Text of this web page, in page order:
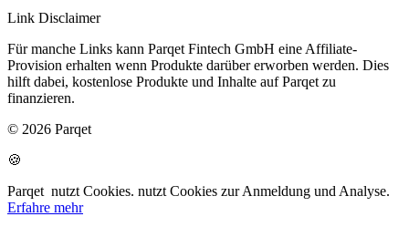
Link Disclaimer
Für manche Links kann Parqet Fintech GmbH eine Affiliate-
Provision erhalten wenn Produkte darüber erworben werden. Dies
hilft dabei, kostenlose Produkte und Inhalte auf Parqet zu
finanzieren.
© 2026 Parqet
🍪
Parqet nutzt Cookies. nutzt Cookies zur Anmeldung und Analyse.
Erfahre mehr